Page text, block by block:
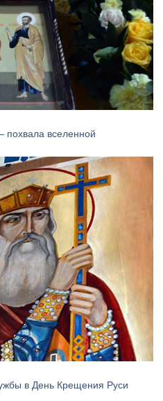
вселенной
в День Крещения Руси